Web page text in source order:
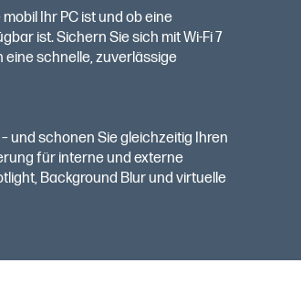
Ihr PC ist und ob eine
ist. Sichern Sie sich mit Wi-Fi 7
schnelle, zuverlässige
und schonen Sie gleichzeitig Ihren
für interne und externe
Background Blur und virtuelle